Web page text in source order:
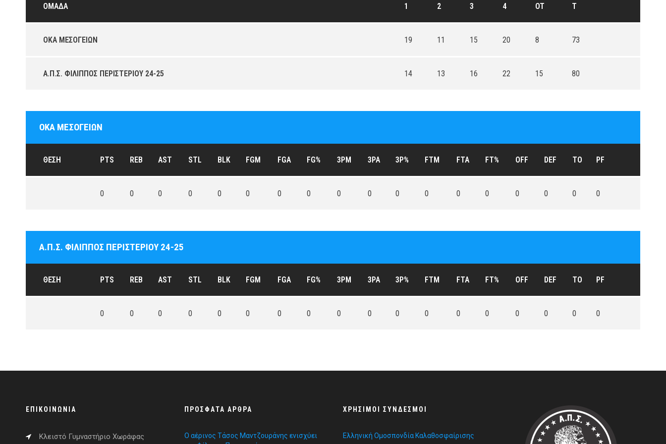
ΟΜΆΔΑ 1 2 3 4 OT T
ΟΚΑ ΜΕΣΟΓΕΙΩΝ 19 11 15 20 8 73
Α.Π.Σ. ΦΙΛΙΠΠΟΣ ΠΕΡΙΣΤΕΡΙΟΥ 24-25 14 13 16 22 15 80
ΟΚΑ ΜΕΣΟΓΕΙΩΝ
ΘΈΣΗ PTS REB AST STL BLK FGM FGA FG% 3PM 3PA 3P% FTM FTA FT% OFF DEF TO PF
0 0 0 0 0 0 0 0 0 0 0 0 0 0 0 0 0 0
Α.Π.Σ. ΦΙΛΙΠΠΟΣ ΠΕΡΙΣΤΕΡΙΟΥ 24-25
ΘΈΣΗ PTS REB AST STL BLK FGM FGA FG% 3PM 3PA 3P% FTM FTA FT% OFF DEF TO PF
0 0 0 0 0 0 0 0 0 0 0 0 0 0 0 0 0 0
ΕΠΙΚΟΙΝΩΝΊΑ
Κλειστό Γυμναστήριο Χωράφας
ΠΡΌΣΦΑΤΑ ΆΡΘΡΑ
Ο αέρινος Τάσος Μαντζουράνης ενισχύει
ΧΡΉΣΙΜΟΙ ΣΎΝΔΕΣΜΟΙ
Ελληνική Ομοσπονδία Καλαθοσφαίρισης